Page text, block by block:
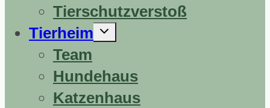
Tierschutzverstoß
Tierheim
Untermenü
Team
Hundehaus
Katzenhaus